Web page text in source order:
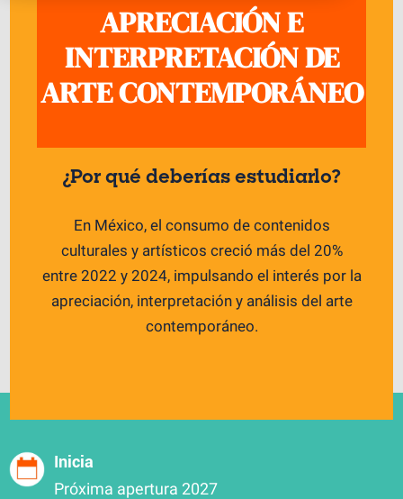
APRECIACIÓN E
INTERPRETACIÓN DE
ARTE CONTEMPORÁNEO
¿Por qué deberías estudiarlo?
En México, el consumo de contenidos
culturales y artísticos creció más del 20%
entre 2022 y 2024, impulsando el interés por la
apreciación, interpretación y análisis del arte
contemporáneo.
Inicia
Próxima apertura 2027